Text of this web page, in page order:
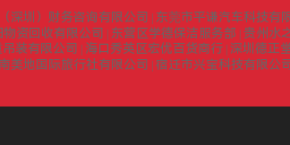
深圳）财务咨询有限公司
东莞市平谦汽车科技有
物资回收有限公司 东营区学德保洁服务部 贵州水
装有限公司 海口秀英区宏优百货商行 深圳德正
美地国际旅行社有限公司
宿迁市兴宝科技有限公